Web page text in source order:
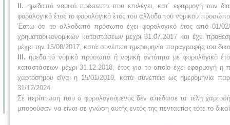
ΙΙ. ημεδαπό νομικό πρόσωπο που επιλέγει, κατ΄ εφαρμογή των
φορολογικό έτος το φορολογικό έτος του αλλοδαπού νομικού
Έστω ότι το αλλοδαπό πρόσωπο έχει φορολογικό έτος από 01/
χρηματοοικονομικών καταστάσεων μέχρι 31.07.2017 και έχει
μέχρι την 15/08/2017, κατά συνέπεια ημερομηνία παραγραφής του
ΙΙΙ. ημεδαπό νομικό πρόσωπο ή νομική οντότητα με φορολογικό
καταστάσεων μέχρι 31.12.2018, έτος για το οποίο έχει εφαρμογή
χαρτοσήμου είναι η 15/01/2019, κατά συνέπεια ως ημερομηνία
31/12/2024.
Σε περίπτωση που ο φορολογούμενος δεν απέδωσε τα τέλη
μπορούσαν να είναι σε γνώση αυτής εντός της πενταετίας τότε το